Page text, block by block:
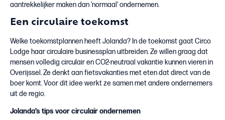
aantrekkelijker maken dan ‘normaal’ ondernemen.
Een circulaire toekomst
Welke toekomstplannen heeft Jolanda? In de toekomst gaat Circo
Lodge haar circulaire businessplan uitbreiden. Ze willen graag dat
mensen volledig circulair en CO2-neutraal vakantie kunnen vieren in
Overijssel. Ze denkt aan fietsvakanties met eten dat direct van de
boer komt. Voor dit idee werkt ze samen met andere ondernemers
uit de regio.
Jolanda’s tips voor circulair ondernemen